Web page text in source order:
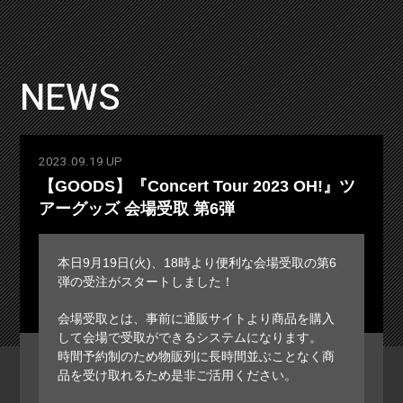
NEWS
2023.09.19 UP
【GOODS】『Concert Tour 2023 OH!』ツ
アーグッズ 会場受取 第6弾
本日9月19日(火)、18時より便利な会場受取の第6
弾の受注がスタートしました！
会場受取とは、事前に通販サイトより商品を購入
して会場で受取ができるシステムになります。
時間予約制のため物販列に長時間並ぶことなく商
品を受け取れるため是非ご活用ください。